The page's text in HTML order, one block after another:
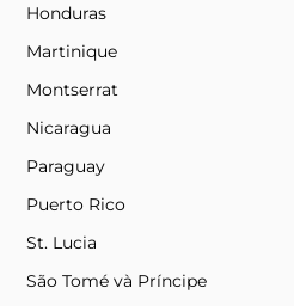
Honduras
Martinique
Montserrat
Nicaragua
Paraguay
Puerto Rico
St. Lucia
São Tomé và Príncipe